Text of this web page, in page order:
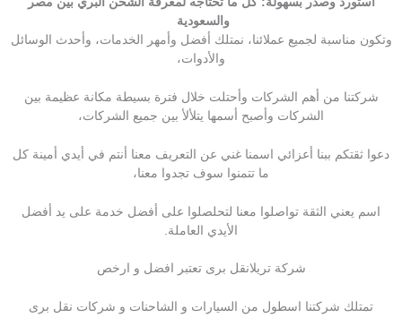
والسعودية
وتكون مناسبة لجميع عملائنا، نمتلك أفضل وأمهر الخدمات، وأحدث الوسائل
والأدوات،
شركتنا من أهم الشركات وأحتلت خلال فترة بسيطة مكانة عظيمة بين
الشركات وأصبح أسمها يتلألأ بين جميع الشركات،
دعوا ثقتكم ببنا أعزائي اسمنا غني عن التعريف معنا أنتم في أيدي أمينة كل
ما تتمنوا سوف تجدوا معنا،
اسم يعني الثقة تواصلوا معنا لتحلصلوا على أفضل خدمة على يد أفضل
الأيدي العاملة.
شركة تريلانقل برى تعتبر افضل و ارخص
تمتلك شركتنا اسطول من السیارات و الشاحنات و شركات نقل برى